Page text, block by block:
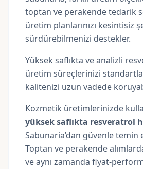
toptan ve perakende tedarik
üretim planlarınızı kesintisiz
sürdürebilmenizi destekler.
Yüksek saflıkta ve analizli
üretim süreçlerinizi
kalitenizi uzun vadede
Kozmetik üretimlerinizde
yüksek saflıkta resveratrol
Sabunaria’dan güvenle temin
Toptan ve perakende
ve aynı zamanda fiyat-